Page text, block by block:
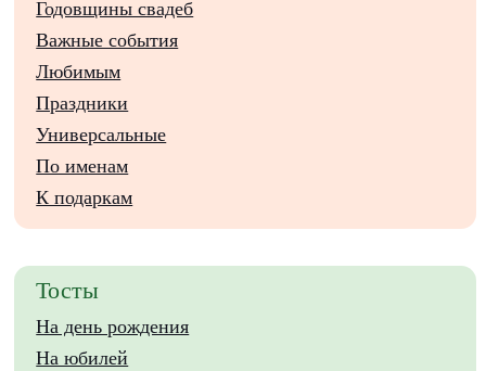
Годовщины свадеб
Важные события
Любимым
Праздники
Универсальные
По именам
К подаркам
Тосты
На день рождения
На юбилей